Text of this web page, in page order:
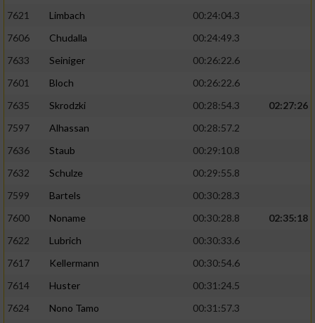
7621
Limbach
00:24:04.3
7606
Chudalla
00:24:49.3
7633
Seiniger
00:26:22.6
7601
Bloch
00:26:22.6
7635
Skrodzki 00:28:54.3
02:27:26
7597
Alhassan
00:28:57.2
7636
Staub
00:29:10.8
7632
Schulze
00:29:55.8
7599
Bartels
00:30:28.3
7600
Noname 00:30:28.8
02:35:18
7622
Lubrich
00:30:33.6
7617
Kellermann
00:30:54.6
7614
Huster
00:31:24.5
7624
Nono Tamo 00:31:57.3